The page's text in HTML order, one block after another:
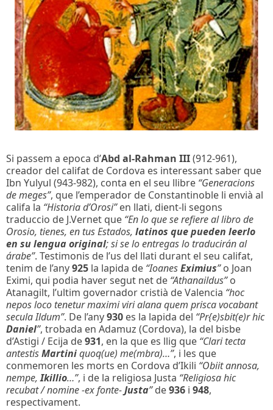
Si passem a epoca d’Abd al-Rahman III(912-961),
creador del califat de Cordova es interessant saber que
Ibn Yulyul (943-982), conta en el seu llibre “Generacions
de meges”, que l’emperador de Constantinoble li envià al
califa la “Historia d’Orosi”en llati, dient-li segons
traduccio de J.Vernet que “En lo que se refiere al libro de
Orosio, tienes, en tus Estados, latinos que pueden leerlo
en su lengua original; si se lo entregas lo traducirán al
árabe”. Testimonis de l’us del llati durant el seu califat,
tenim de l’any925 la lapida de “IoanesEximius”o Joan
Eximi, qui podia haver segut net de “Athanaildus”o
Atanagilt, l’ultim governador cristià de Valencia “hoc
nepos loco tenetur maximi viri alana quem prisca vocabant
secula Ildum”. De l’any930 es la lapida del “Pr{e)sbit(e)r hic
Daniel”, trobada en Adamuz (Cordova), la del bisbe
d’Astigi / Ecija de931, en la que es llig que “Clari tecta
antestisMartiniquoq(ue) me(mbra)…”, i les que
conmemoren les morts en Cordova d’Ikili “Obiit annosa,
nempe,Ikillio…”, i de la religiosa Justa “Religiosa hic
recubat / nomine -ex fonte-Justa”de936 i 948,
respectivament.